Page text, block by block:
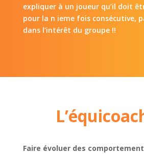
expliquer à un joueur qu’il doit
pour la n ieme fois consécutive,
dans l’intérêt du groupe !!
Faire évoluer des